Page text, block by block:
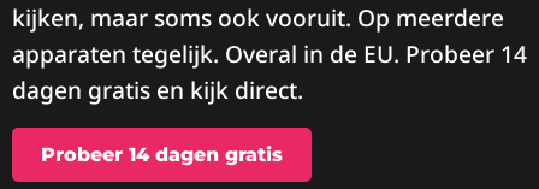
kijken, maar soms ook vooruit. Op meerdere
apparaten tegelijk. Overal in de EU. Probeer 14
dagen gratis en kijk direct.
Probeer 14 dagen gratis